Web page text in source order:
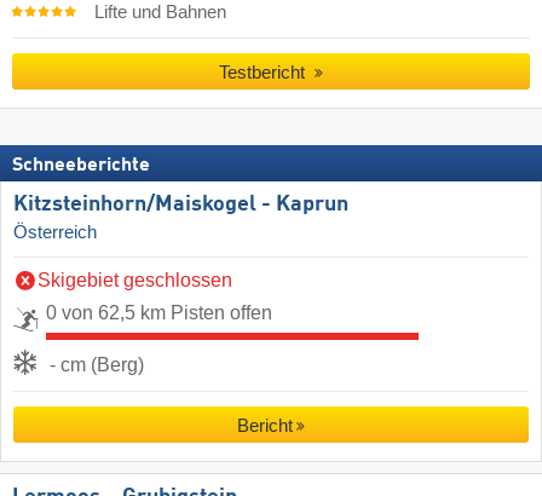
Lifte und Bahnen
Testbericht
Schneeberichte
Kitzsteinhorn/​Maiskogel - Kaprun
Österreich
Skigebiet geschlossen
0 von 62,5 km Pisten offen
- cm (Berg)
Bericht